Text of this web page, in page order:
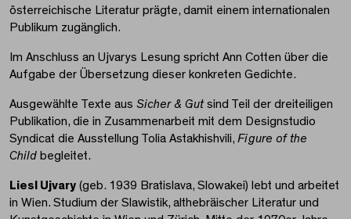
österreichische Literatur prägte, damit einem internationalen
Publikum zugänglich.
Im Anschluss an Ujvarys Lesung spricht Ann Cotten über die
Aufgabe der Übersetzung dieser konkreten Gedichte.
Ausgewählte Texte aus Sicher & Gutsind Teil der dreiteiligen
Publikation, die in Zusammenarbeit mit dem Designstudio
Syndicat die Ausstellung Tolia Astakhishvili, Figure of the
Child begleitet.
Liesl Ujvary (geb. 1939 Bratislava, Slowakei) lebt und arbeitet
in Wien. Studium der Slawistik, althebräischer Literatur und